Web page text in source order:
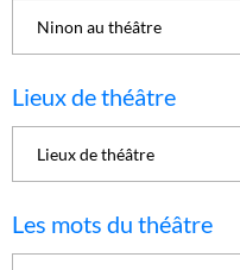
Ninon au théâtre
Lieux de théâtre
Lieux de théâtre
Les mots du théâtre